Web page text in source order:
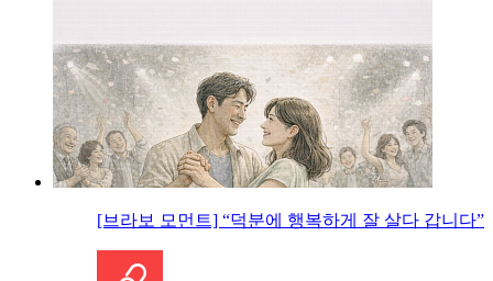
[브라보 모먼트] “덕분에 행복하게 잘 살다 갑니다”